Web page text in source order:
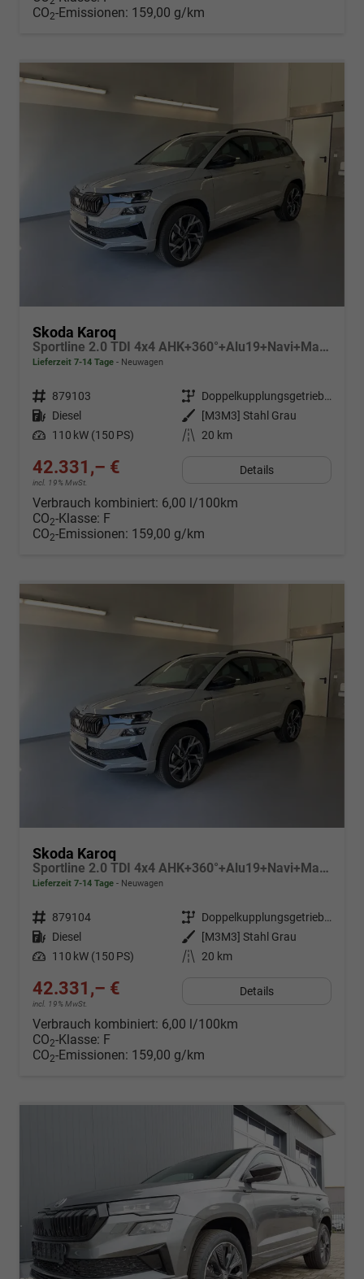
CO2-Emissionen: 159,00 g/km
Skoda Karoq
Sportline 2.0 TDI 4x4 AHK+360°+Alu19+Navi+Matrix+Winter+eHeck+Lounge+ACC+GV5
Lieferzeit 7-14 Tage Neuwagen
Fahrzeugnr. 879103 Getriebe
Doppelkupplungsgetriebe (DSG)
Kraftstoff Diesel Außenfarbe
[M3M3] Stahl Grau
Leistung 110 kW (150 PS) Kilometerstand 20 km
42.331,– €
incl. 19% MwSt.
Details
Verbrauch kombiniert: 6,00 l/100km
CO2-Klasse: F
CO2-Emissionen: 159,00 g/km
Skoda Karoq
Sportline 2.0 TDI 4x4 AHK+360°+Alu19+Navi+Matrix+Winter+eHeck+Lounge+ACC+GV5
Lieferzeit 7-14 Tage Neuwagen
Fahrzeugnr. 879104 Getriebe
Doppelkupplungsgetriebe (DSG)
Kraftstoff Diesel Außenfarbe
[M3M3] Stahl Grau
Leistung 110 kW (150 PS) Kilometerstand 20 km
42.331,– €
incl. 19% MwSt.
Details
Verbrauch kombiniert: 6,00 l/100km
CO2-Klasse: F
CO2-Emissionen: 159,00 g/km